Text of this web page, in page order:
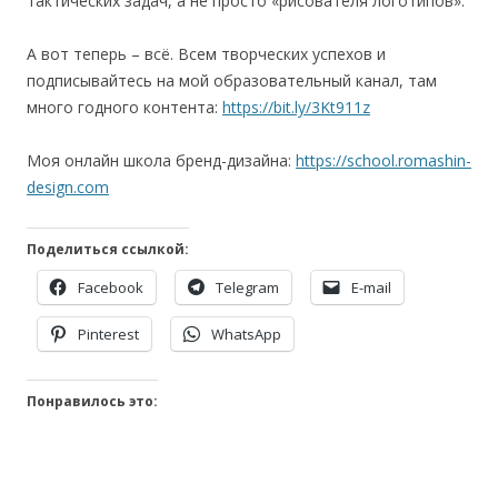
А вот теперь – всё. Всем творческих успехов и
подписывайтесь на мой образовательный канал, там
много годного контента: https://bit.ly/3Kt911z
Моя онлайн школа бренд-дизайна: https://school.romashin-
design.com
Поделиться ссылкой:
Facebook Telegram E-mail
Pinterest WhatsApp
Понравилось это: